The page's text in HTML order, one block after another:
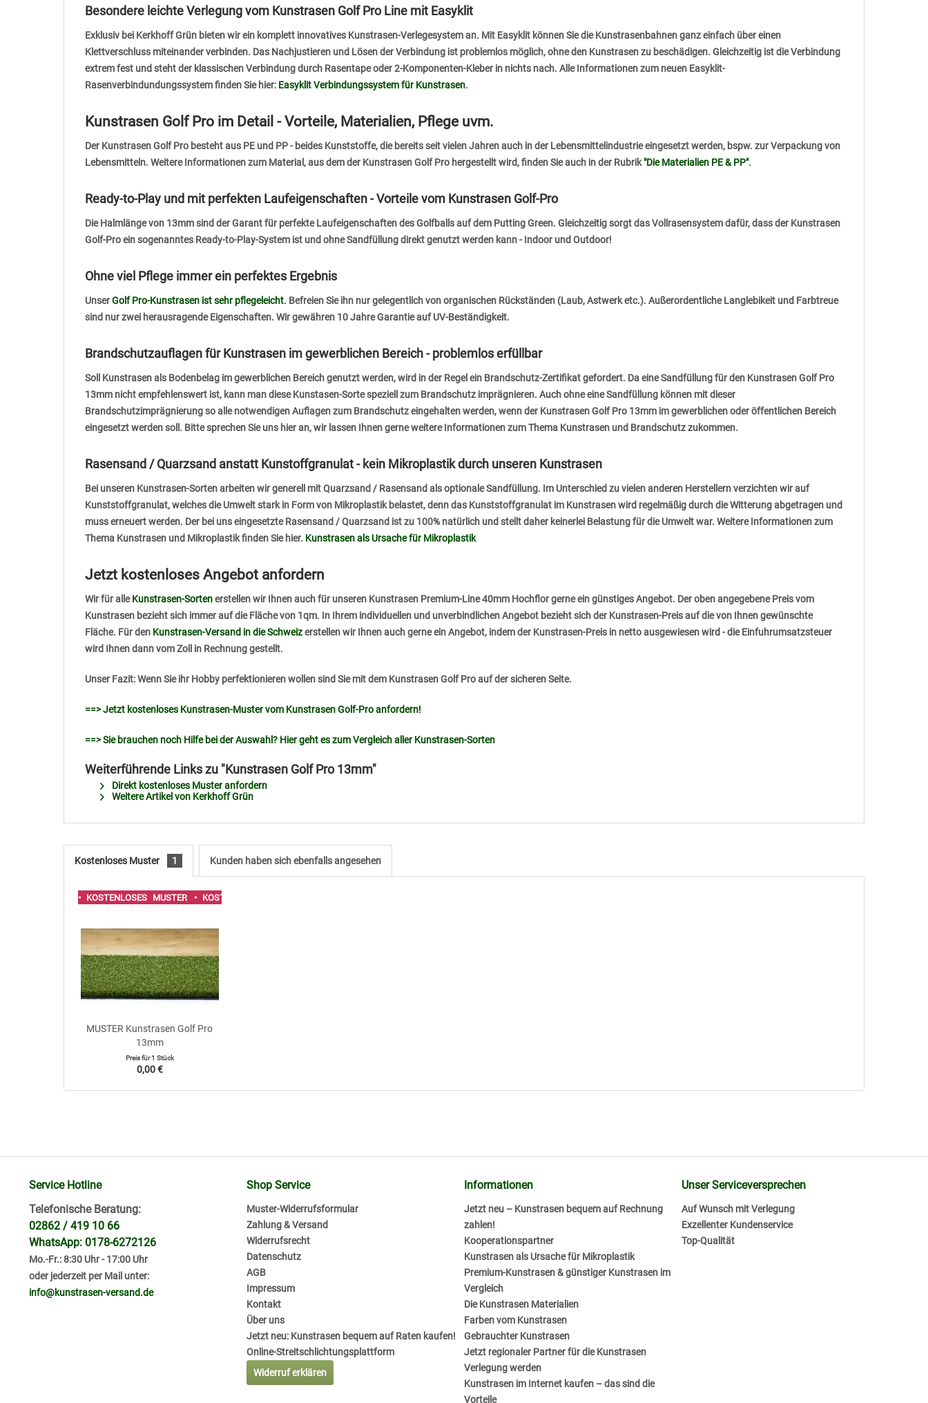
Besondere leichte Verlegung vom Kunstrasen Golf Pro Line mit Easyklit
Exklusiv bei Kerkhoff Grün bieten wir ein komplett innovatives Kunstrasen-Verlegesystem an. Mit Easyklit können Sie die Kunstrasenbahnen ganz einfach über einen
Klettverschluss miteinander verbinden. Das Nachjustieren und Lösen der Verbindung ist problemlos möglich, ohne den Kunstrasen zu beschädigen. Gleichzeitig ist die Verbindung
extrem fest und steht der klassischen Verbindung durch Rasentape oder 2-Komponenten-Kleber in nichts nach. Alle Informationen zum neuen Easyklit-
Rasenverbindundungssystem finden Sie hier: Easyklit Verbindungssystem für Kunstrasen.
Kunstrasen Golf Pro im Detail - Vorteile, Materialien, Pflege uvm.
Der Kunstrasen Golf Pro besteht aus PE und PP - beides Kunststoffe, die bereits seit vielen Jahren auch in der Lebensmittelindustrie eingesetzt werden, bspw. zur Verpackung von
Lebensmitteln. Weitere Informationen zum Material, aus dem der Kunstrasen Golf Pro hergestellt wird, finden Sie auch in der Rubrik"Die Materialien PE & PP".
Ready-to-Play und mit perfekten Laufeigenschaften - Vorteile vom Kunstrasen Golf-Pro
Die Halmlänge von 13mm sind der Garant für perfekte Laufeigenschaften des Golfballs auf dem Putting Green. Gleichzeitig sorgt das Vollrasensystem dafür, dass der Kunstrasen
Golf-Pro ein sogenanntes Ready-to-Play-System ist und ohne Sandfüllung direkt genutzt werden kann - Indoor und Outdoor!
Ohne viel Pflege immer ein perfektes Ergebnis
UnserGolf Pro-Kunstrasen ist sehr pflegeleicht. Befreien Sie ihn nur gelegentlich von organischen Rückständen (Laub, Astwerk etc.). Außerordentliche Langlebikeit und Farbtreue
sind nur zwei herausragende Eigenschaften. Wir gewähren 10 Jahre Garantie auf UV-Beständigkeit.
Brandschutzauflagen für Kunstrasen im gewerblichen Bereich - problemlos erfüllbar
Soll Kunstrasen als Bodenbelag im gewerblichen Bereich genutzt werden, wird in der Regel ein Brandschutz-Zertifikat gefordert. Da eine Sandfüllung für den Kunstrasen Golf Pro
13mm nicht empfehlenswert ist, kann man diese Kunstasen-Sorte speziell zum Brandschutz imprägnieren. Auch ohne eine Sandfüllung können mit dieser
Brandschutzimprägnierung so alle notwendigen Auflagen zum Brandschutz eingehalten werden, wenn der Kunstrasen Golf Pro 13mm im gewerblichen oder öffentlichen Bereich
eingesetzt werden soll. Bitte sprechen Sie uns hier an, wir lassen Ihnen gerne weitere Informationen zum Thema Kunstrasen und Brandschutz zukommen.
Rasensand / Quarzsand anstatt Kunstoffgranulat - kein Mikroplastik durch unseren Kunstrasen
Bei unseren Kunstrasen-Sorten arbeiten wir generell mit Quarzsand / Rasensand als optionale Sandfüllung. Im Unterschied zu vielen anderen Herstellern verzichten wir auf
Kunststoffgranulat, welches die Umwelt stark in Form von Mikroplastik belastet, denn das Kunststoffgranulat im Kunstrasen wird regelmäßig durch die Witterung abgetragen und
muss erneuert werden. Der bei uns eingesetzte Rasensand / Quarzsand ist zu 100% natürlich und stellt daher keinerlei Belastung für die Umwelt war. Weitere Informationen zum
Thema Kunstrasen und Mikroplastik finden Sie hier. Kunstrasen als Ursache für Mikroplastik
Jetzt kostenloses Angebot anfordern
Wir für alleKunstrasen-Sortenerstellen wir Ihnen auch für unseren Kunstrasen Premium-Line 40mm Hochflor gerne ein günstiges Angebot. Der oben angegebene Preis vom
Kunstrasen bezieht sich immer auf die Fläche von 1qm. In Ihrem individuellen und unverbindlichen Angebot bezieht sich der Kunstrasen-Preis auf die von Ihnen gewünschte
Fläche. Für den Kunstrasen-Versand in die Schweizerstellen wir Ihnen auch gerne ein Angebot, indem der Kunstrasen-Preis in netto ausgewiesen wird - die Einfuhrumsatzsteuer
wird Ihnen dann vom Zoll in Rechnung gestellt.
Unser Fazit: Wenn Sie ihr Hobby perfektionieren wollen sind Sie mit dem Kunstrasen Golf Pro auf der sicheren Seite.
==> Jetzt kostenloses Kunstrasen-Muster vom Kunstrasen Golf-Pro anfordern!
==> Sie brauchen noch Hilfe bei der Auswahl? Hier geht es zum Vergleich aller Kunstrasen-Sorten
Weiterführende Links zu "Kunstrasen Golf Pro 13mm"
Direkt kostenloses Muster anfordern
Weitere Artikel von Kerkhoff Grün
Kostenloses Muster 1 Kunden haben sich ebenfalls angesehen
• KOSTENLOSES MUSTER • KOSTENLOSES MUSTER
MUSTER Kunstrasen Golf Pro
13mm
Preis für1 Stück
0,00 €
Service Hotline
Telefonische Beratung:
02862 / 419 10 66
WhatsApp: 0178-6272126
Mo.-Fr.: 8:30 Uhr - 17:00 Uhr
oder jederzeit per Mail unter:
info@kunstrasen-versand.de
Shop Service
Muster-Widerrufsformular
Zahlung & Versand
Widerrufsrecht
Datenschutz
AGB
Impressum
Kontakt
Über uns
Jetzt neu: Kunstrasen bequem auf Raten kaufen!
Online-Streitschlichtungsplattform
Widerruf erklären
Informationen
Jetzt neu – Kunstrasen bequem auf Rechnung
zahlen!
Kooperationspartner
Kunstrasen als Ursache für Mikroplastik
Premium-Kunstrasen & günstiger Kunstrasen im
Vergleich
Die Kunstrasen Materialien
Farben vom Kunstrasen
Gebrauchter Kunstrasen
Jetzt regionaler Partner für die Kunstrasen
Verlegung werden
Kunstrasen im Internet kaufen – das sind die
Vorteile
Unser Serviceversprechen
Auf Wunsch mit Verlegung
Exzellenter Kundenservice
Top-Qualität